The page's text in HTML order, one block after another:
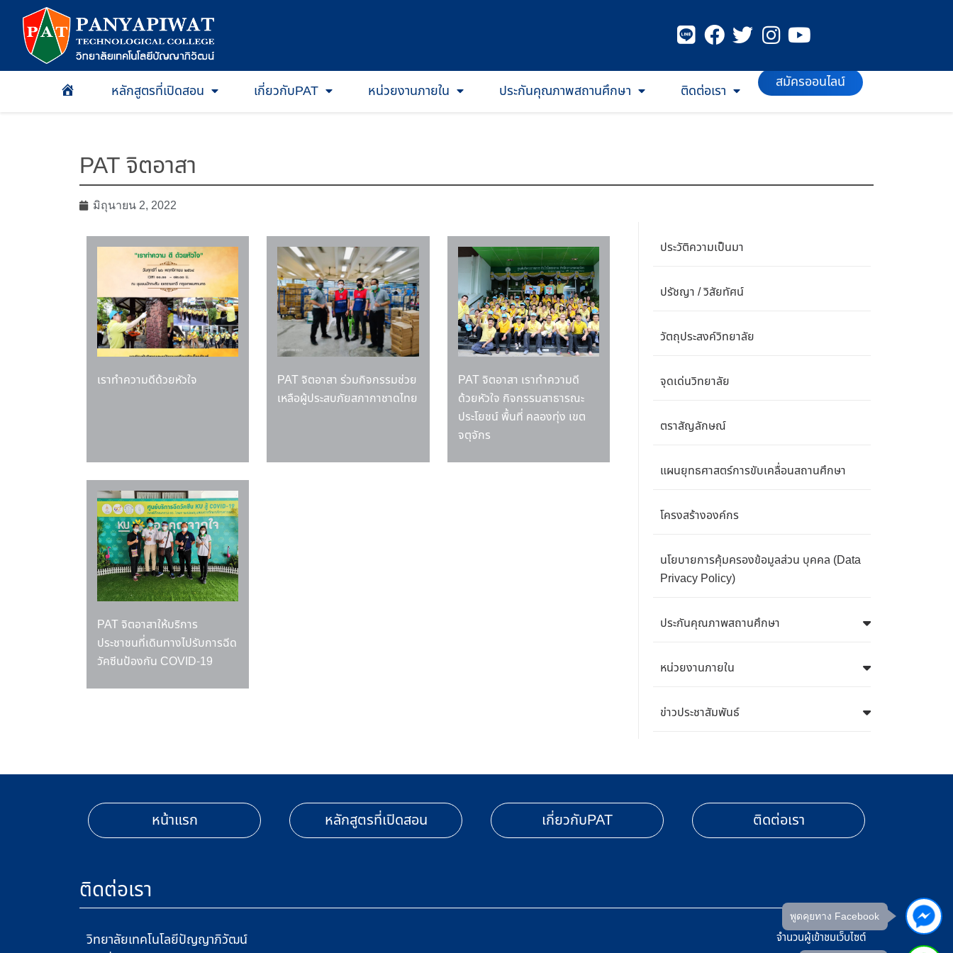
หน้าเเรก
หลักสูตรที่เปิดสอน เกี่ยวกับPAT หน่วยงานภายใน ประกันคุณภาพสถานศึกษา ติดต่อเรา สมัครออนไลน์
PAT จิตอาสา
มิถุนายน 2, 2022
เราทำความดีด้วยหัวใจ
PAT จิตอาสา ร่วมกิจกรรมช่วย
เหลือผู้ประสบภัยสภากาชาดไทย
PAT จิตอาสา เราทำความดี
ด้วยหัวใจ กิจกรรมสาธารณะ
ประโยชน์ พื้นที่ คลองทุ่ง เขต
จตุจักร
PAT จิตอาสาให้บริการ
ประชาชนที่เดินทางไปรับการฉีด
วัคซีนป้องกัน COVID-19
ประวัติความเป็นมา
ปรัชญา / วิสัยทัศน์
วัตถุประสงค์วิทยาลัย
จุดเด่นวิทยาลัย
ตราสัญลักษณ์
แผนยุทธศาสตร์การขับเคลื่อนสถานศึกษา
โครงสร้างองค์กร
นโยบายการคุ้มครองข้อมูลส่วน บุคคล (Data
Privacy Policy)
ประกันคุณภาพสถานศึกษา
หน่วยงานภายใน
ข่าวประชาสัมพันธ์
หน้าแรก หลักสูตรที่เปิดสอน เกี่ยวกับPAT ติดต่อเรา
ติดต่อเรา
วิทยาลัยเทคโนโลยีปัญญาภิวัฒน์
จำนวนผู้เข้าชมเว็บไซต์
พูดคุยทาง Facebook